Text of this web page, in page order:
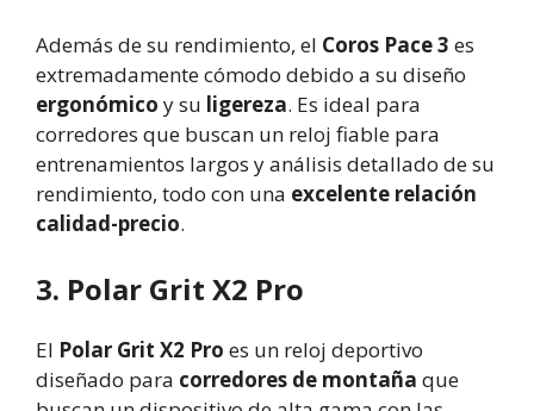
Además de su rendimiento, el Coros Pace 3 es
extremadamente cómodo debido a su diseño
ergonómico y su ligereza. Es ideal para
corredores que buscan un reloj fiable para
entrenamientos largos y análisis detallado de su
rendimiento, todo con una excelente relación
calidad-precio.
3. Polar Grit X2 Pro
El Polar Grit X2 Pro es un reloj deportivo
diseñado para corredores de montaña que